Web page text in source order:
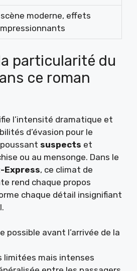
scène moderne, effets
particularité du
ce roman
l’intensité dramatique et
d’évasion pour le
suspects et
ou au mensonge. Dans le
Express, ce climat de
rend chaque propos
chaque détail insignifiant
possible avant l’arrivée de la
limitées mais intenses